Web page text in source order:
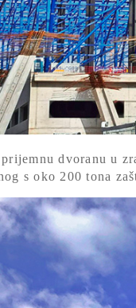
dvoranu u
s oko 200 tona